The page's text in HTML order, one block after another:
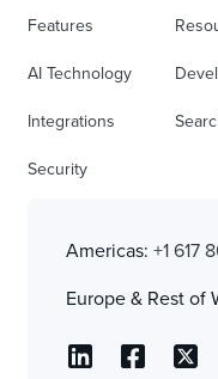
Features
AI Technology
Integrations
Security
Americas: +1 617
Europe & Rest of